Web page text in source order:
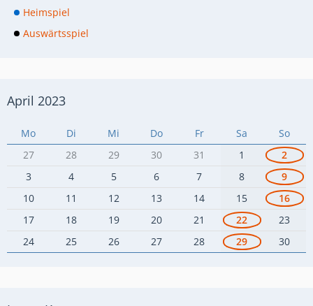
Heimspiel
Auswärtsspiel
April 2023
Mo Di Mi Do Fr Sa
So
27
28 29 30 31 1
2
3
4 5 6 7 8
9
10
11 12 13 14 15
16
17
18 19 20 21 22
23
24
25 26 27 28 29 30